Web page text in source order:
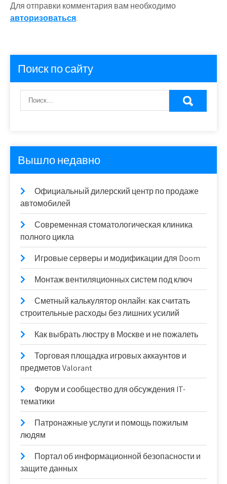
Для отправки комментария вам необходимо
авторизоваться.
Поиск по сайту
Вышло недавно
Официальный дилерский центр по продаже
автомобилей
Современная стоматологическая клиника
полного цикла
Игровые серверы и модификации для Doom
Монтаж вентиляционных систем под ключ
Сметный калькулятор онлайн: как считать
строительные расходы без лишних усилий
Как выбрать люстру в Москве и не пожалеть
Торговая площадка игровых аккаунтов и
предметов Valorant
Форум и сообщество для обсуждения IT-
тематики
Патронажные услуги и помощь пожилым
людям
Портал об информационной безопасности и
защите данных